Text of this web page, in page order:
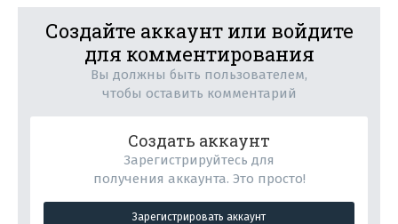
Создайте аккаунт или войдите
для комментирования
Вы должны быть пользователем,
чтобы оставить комментарий
Создать аккаунт
Зарегистрируйтесь для
получения аккаунта. Это просто!
Зарегистрировать аккаунт